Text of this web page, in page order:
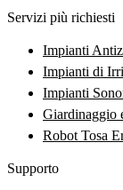
Servizi più richiesti
Impianti
Impianti di
Impianti
Giardinaggio
Robot Tosa
Supporto